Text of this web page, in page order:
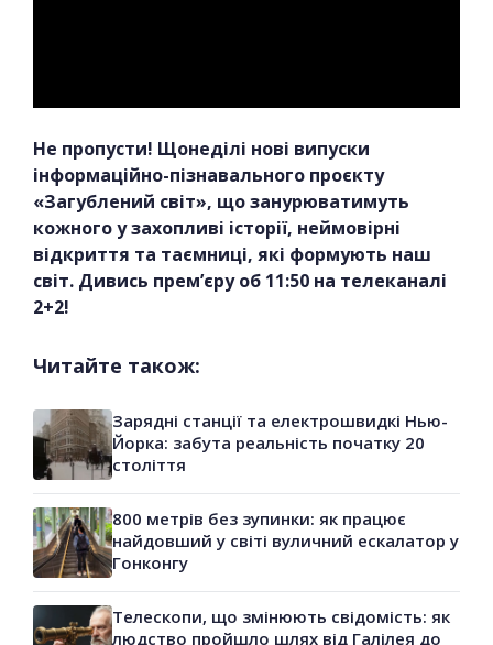
Не пропусти! Щонеділі нові випуски
інформаційно-пізнавального проєкту
«Загублений світ», що занурюватимуть
кожного у захопливі історії, неймовірні
відкриття та таємниці, які формують наш
світ. Дивись прем’єру об 11:50 на телеканалі
2+2!
Читайте також:
Зарядні станції та електрошвидкі Нью-
Йорка: забута реальність початку 20
століття
800 метрів без зупинки: як працює
найдовший у світі вуличний ескалатор у
Гонконгу
Телескопи, що змінюють свідомість: як
людство пройшло шлях від Галілея до